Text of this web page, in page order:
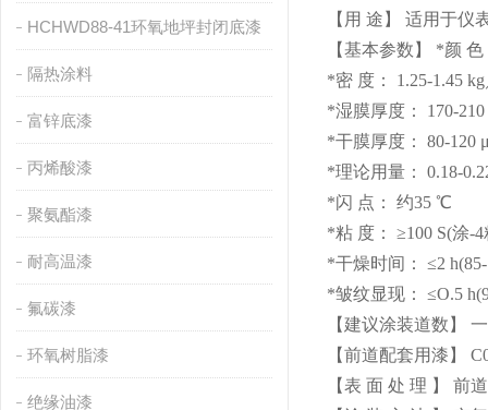
HCHWD88-41环氧地坪封闭底漆
隔热涂料
富锌底漆
丙烯酸漆
聚氨酯漆
耐高温漆
氟碳漆
环氧树脂漆
绝缘油漆
【用 途】 适用于
【基本参数】 *颜
*密 度： 1.25-1.45
*湿膜厚度： 170-210
*干膜厚度： 80-120
*理论用量： 0.18-
*闪 点： 约35 ℃
*粘 度： ≥100 S(涂-
*干燥时间： ≤2
*皱纹显现： ≤O.5
【建议涂装道数】
【前道配套用漆】
【表 面 处 理 】 前